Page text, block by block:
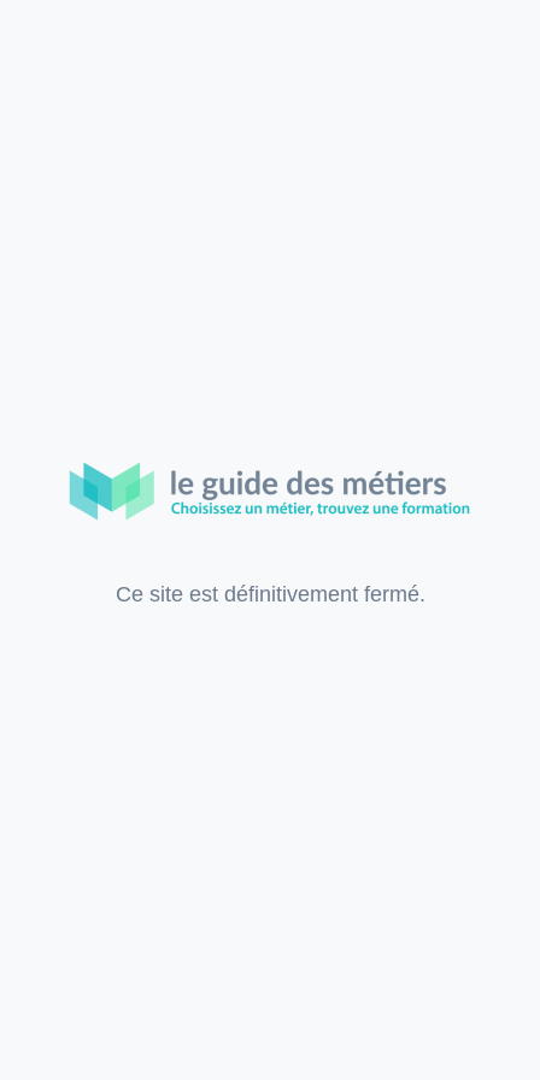
Ce site est définitivement fermé.